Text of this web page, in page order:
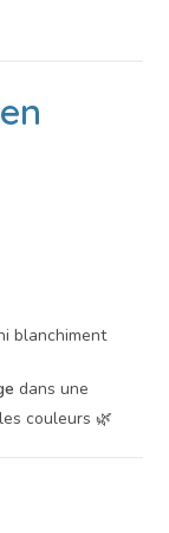
blanchiment
dans une
couleurs 🌿